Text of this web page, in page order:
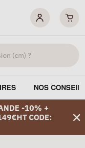
NOS
-10% +
CODE: